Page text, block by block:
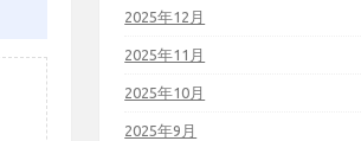
2025年12月
2025年11月
2025年10月
2025年9月